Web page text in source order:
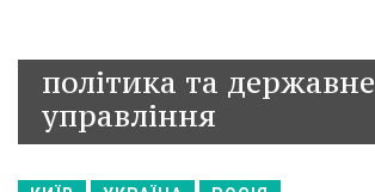
політика та державне
управління